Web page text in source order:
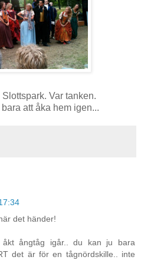
Var tanken.
att åka hem igen...
det händer!
ångtåg igår.. du kan ju bara
det är för en tågnördskille.. inte